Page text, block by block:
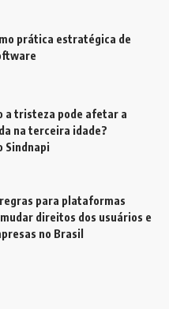
prática estratégica de
a tristeza pode afetar a
na terceira idade?
Sindnapi
regras para plataformas
direitos dos usuários e
no Brasil